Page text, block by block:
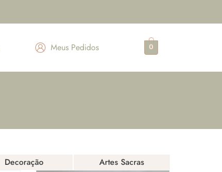
Meus Pedidos 0
Decoração Artes Sacras